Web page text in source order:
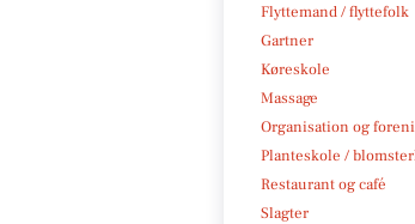
Flyttemand / flyttefolk
Gartner
Køreskole
Massage
Organisation og
Planteskole /
Restaurant og café
Slagter